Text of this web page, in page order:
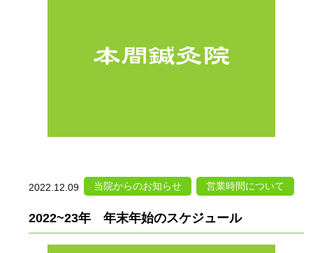
2022.12.09 当院からのお知らせ 営業時間について
2022~23年 年末年始のスケジュール